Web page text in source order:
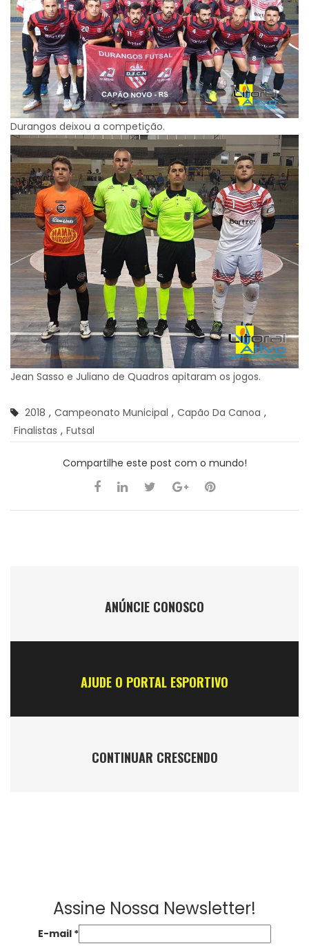
Durangos deixou a competição.
Jean Sasso e Juliano de Quadros apitaram os jogos.
2018 , Campeonato Municipal , Capão Da Canoa ,
Finalistas , Futsal
Compartilhe este post com o mundo!
ANÚNCIE CONOSCO
AJUDE O PORTAL ESPORTIVO
CONTINUAR CRESCENDO
Assine Nossa Newsletter!
E-mail *